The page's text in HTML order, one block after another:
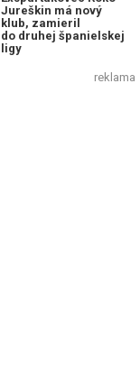
Jureškin má nový
klub, zamieril
do druhej španielskej
ligy
reklama